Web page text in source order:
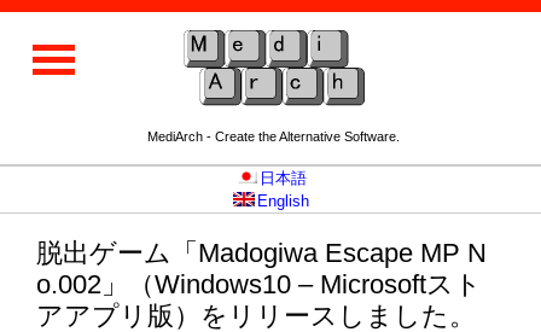
MediArch - Create the Alternative Software.
日本語
English
脱出ゲーム「Madogiwa Escape MP N
o.002」（Windows10 – Microsoftスト
アアプリ版）をリリースしました。